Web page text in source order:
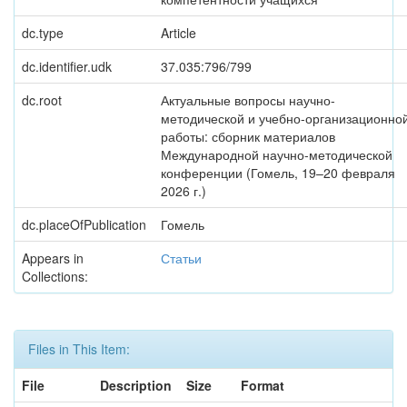
dc.type
Article
dc.identifier.udk
37.035:796/799
dc.root
Актуальные вопросы научно-
методической и учебно-
работы: сборник материалов
Международной научно-методической
конференции (Гомель, 19–20 февраля
2026 г.)
dc.placeOfPublication
Гомель
Appears in
Collections:
Статьи
Files in This Item:
File
Description Size Format